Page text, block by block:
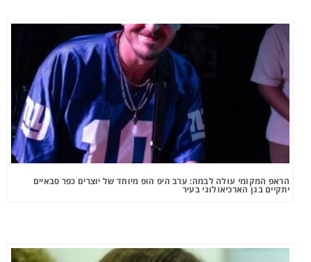
הראפ המקומי עולה לבמה: ערב היפ הופ מיוחד של יוצרים כפר סבאיים
יתקיים בגן הארכיאולוגי בעיר